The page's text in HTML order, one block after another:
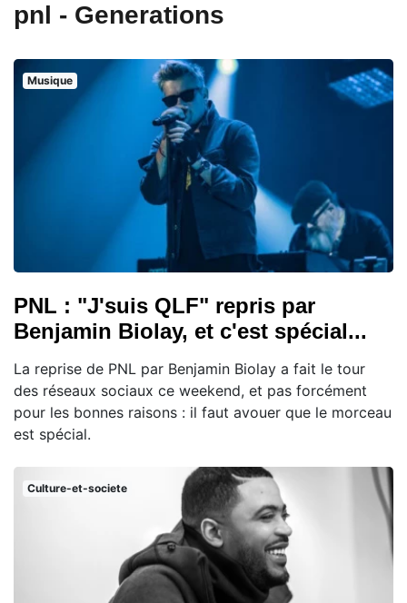
pnl - Generations
Musique
PNL : "J'suis QLF" repris par
Benjamin Biolay, et c'est spécial...
La reprise de PNL par Benjamin Biolay a fait le tour
des réseaux sociaux ce weekend, et pas forcément
pour les bonnes raisons : il faut avouer que le morceau
est spécial.
Culture-et-societe